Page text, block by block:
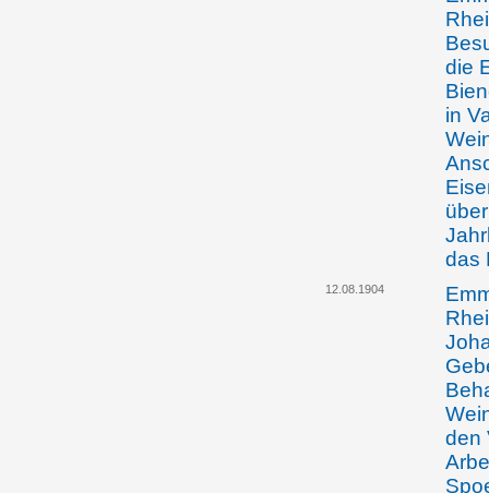
die
in
das
12.08.1904
den